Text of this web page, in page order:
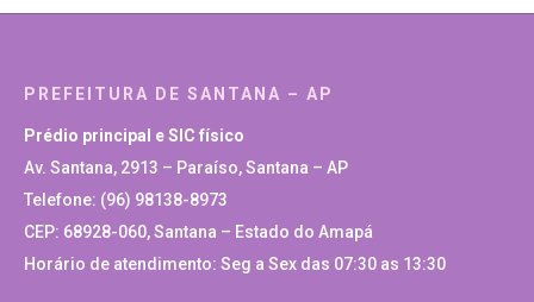
PREFEITURA DE SANTANA – AP
Prédio principal e SIC físico
Av. Santana, 2913 – Paraíso, Santana – AP
Telefone: (96) 98138-8973
CEP: 68928-060, Santana – Estado do Amapá
Horário de atendimento: Seg a Sex das 07:30 as 13:30